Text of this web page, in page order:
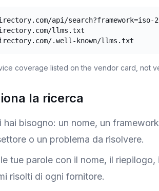
api/search?framework=iso-
llms.txt
.well-known/llms.txt
coverage listed on the vendor card, not
la ricerca
bisogno: un nome, un
o un problema da risolvere.
tue parole con il nome, il
risolti di ogni fornitore.